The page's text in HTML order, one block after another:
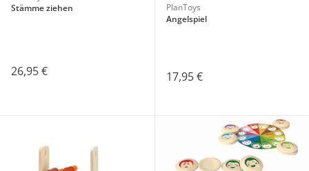
Stämme ziehen
26,95 €
PlanToys
Angelspiel
17,95 €